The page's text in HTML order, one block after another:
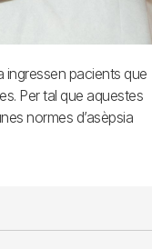
ingressen pacients que
Per tal que aquestes
normes d’asèpsia